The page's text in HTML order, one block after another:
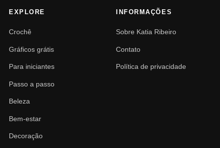
EXPLORE
Crochê
Gráficos grátis
Para iniciantes
Passo a passo
Beleza
Bem-estar
Decoração
INFORMAÇÕES
Sobre Katia Ribeiro
Contato
Política de privacidade